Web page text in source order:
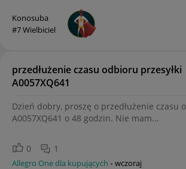
Konosuba
#7 Wielbiciel
przedłużenie czasu odbioru przesyłki
A0057XQ641
Dzień dobry, proszę o przedłużenie czasu
A0057XQ641 o 48 godzin. Nie mam...
0 1
Allegro One dla kupujących wczoraj